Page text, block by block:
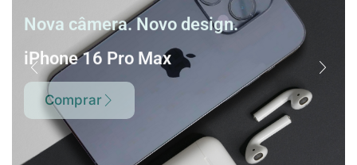
Nova câmera. Novo design.
iPhone 16 Pro Max
Comprar